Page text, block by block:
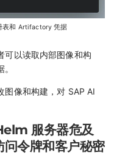
表和 Artifactory 凭据
可以读取内部图像和构
图像和构建，对 SAP AI
服务器危及
令牌和客户秘密